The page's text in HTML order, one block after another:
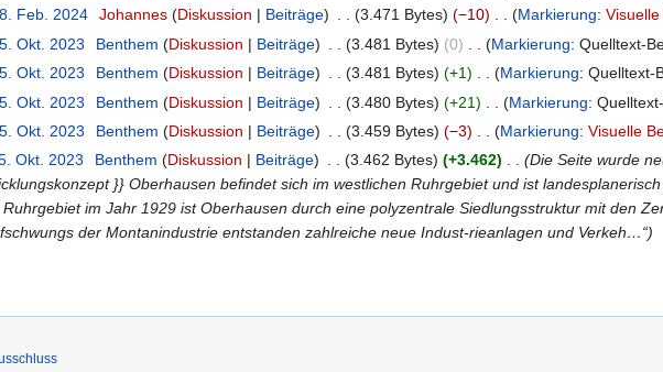
Feb. 2024 Johannes Diskussion Beiträge 3.471 Bytes −10 Markierung:
Okt. 2023 Benthem Diskussion Beiträge 3.481 Bytes 0 Markierung: Quelltext-
Okt. 2023 Benthem Diskussion Beiträge 3.481 Bytes +1 Markierung: Quelltext-
Okt. 2023 Benthem Diskussion Beiträge 3.480 Bytes +21 Markierung:
Okt. 2023 Benthem Diskussion Beiträge 3.459 Bytes −3 Markierung: Visuelle
Okt. 2023 Benthem Diskussion Beiträge 3.462 Bytes +3.462
Die Seite wurde
}} Oberhausen befindet sich im westlichen Ruhrgebiet und ist
im Jahr 1929 ist Oberhausen durch eine polyzentrale Siedlungsstruktur mit den
der Montanindustrie entstanden zahlreiche neue Indust-rieanlagen und Verkeh…“